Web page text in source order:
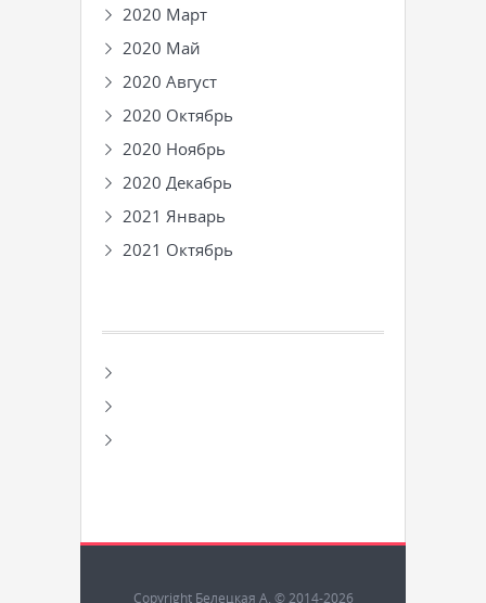
2020 Март
2020 Май
2020 Август
2020 Октябрь
2020 Ноябрь
2020 Декабрь
2021 Январь
2021 Октябрь
Copyright Белецкая А. © 2014-2026